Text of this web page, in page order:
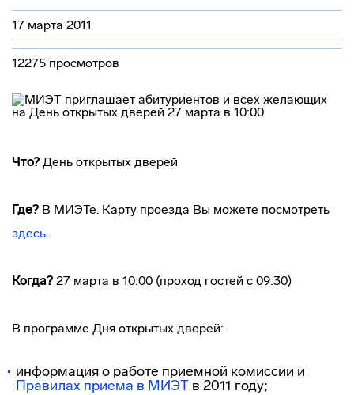
17 марта 2011
12275 просмотров
Что? День открытых дверей
Где? В МИЭТе. Карту проезда Вы можете посмотреть
здесь.
Когда? 27 марта в 10:00 (проход гостей с 09:30)
В программе Дня открытых дверей:
информация о работе приемной комиссии и
Правилах приема в МИЭТ в 2011 году;